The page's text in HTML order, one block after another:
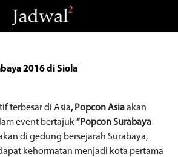
2016 di Siola
terbesar di Asia, Popcon Asiaakan
event bertajuk“Popcon Surabaya
di gedung bersejarah Surabaya,
kehormatan menjadi kota pertama